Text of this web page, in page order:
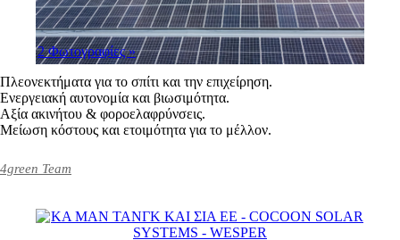
2 Φωτογραφίες»
Πλεονεκτήματα για το σπίτι και την επιχείρηση.
Eνεργειακή αυτονομία και βιωσιμότητα.
Αξία ακινήτου & φοροελαφρύνσεις.
Μείωση κόστους και ετοιμότητα για το μέλλον.
4green Team